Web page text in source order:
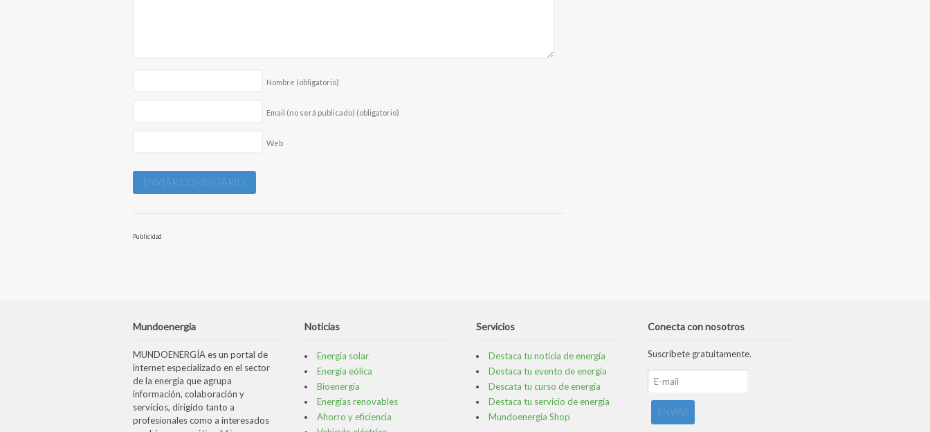
Nombre (obligatorio)
Email (no será publicado) (obligatorio)
Web
Publicidad
Mundoenergia
MUNDOENERGÍA es un portal de
internet especializado en el sector
de la energía que agrupa
información, colaboración y
servicios, dirigido tanto a
profesionales como a interesados
Noticias
Energía solar
Energía eólica
Bioenergía
Energías renovables
Ahorro y eficiencia
Servicios
Destaca tu noticia de energía
Destaca tu evento de energía
Descata tu curso de energía
Destaca tu servicio de energía
Mundoenergia Shop
Conecta con nosotros
Suscríbete gratuitamente.